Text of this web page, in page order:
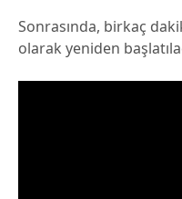
Sonrasında, birkaç
olarak yeniden